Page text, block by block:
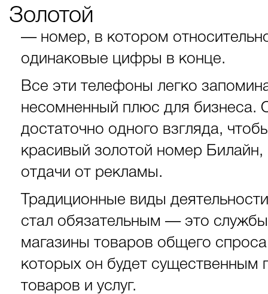
Золотой
— номер, в котором
одинаковые цифры в конце.
Все эти телефоны легко
несомненный плюс для бизнеса.
достаточно одного взгляда,
красивый золотой номер
отдачи от рекламы.
Традиционные виды
стал обязательным — это
магазины товаров общего
которых он будет
товаров и услуг.